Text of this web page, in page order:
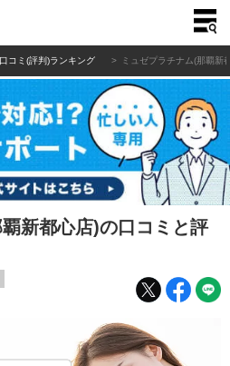
コミ(評判)ランキング ミュゼプラチナム(那覇新
新都心店)の口コミと評